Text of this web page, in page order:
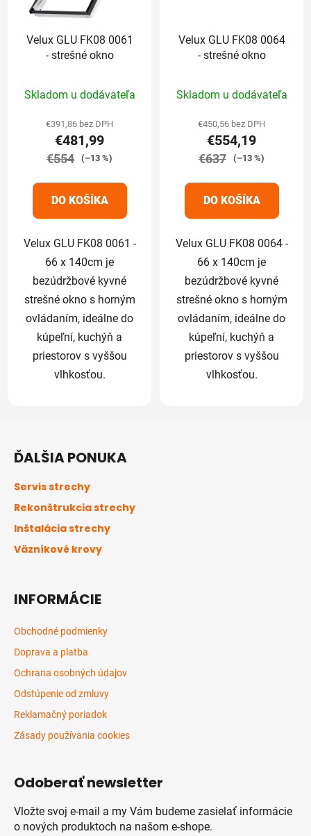
Velux GLU FK08 0061
- strešné okno
hodnotenie
produktu
je
5,0
5
hviezdičiek.
Skladom u dodávateľa
€391,86 bez DPH
€481,99
€554 (–13 %)
DO KOŠÍKA
Velux GLU FK08 0061 -
66 x 140cm je
bezúdržbové kyvné
strešné okno s horným
ovládaním, ideálne do
kúpeľní, kuchýň a
priestorov s vyššou
vlhkosťou.
Velux GLU FK08 0064
- strešné okno
hodnotenie
produktu
je
5,0
5
hviezdičiek.
Skladom u dodávateľa
€450,56 bez DPH
€554,19
€637 (–13 %)
DO KOŠÍKA
Velux GLU FK08 0064 -
66 x 140cm je
bezúdržbové kyvné
strešné okno s horným
ovládaním, ideálne do
kúpeľní, kuchýň a
priestorov s vyššou
vlhkosťou.
ĎALŠIA PONUKA
Servis strechy
Rekonštrukcia strechy
Inštalácia strechy
Väzníkové krovy
INFORMÁCIE
Obchodné podmienky
Doprava a platba
Ochrana osobných údajov
Odstúpenie od zmluvy
Reklamačný poriadok
Zásady používania cookies
Odoberať newsletter
Vložte svoj e-mail a my Vám budeme zasielať informácie
o nových produktoch na našom e-shope.